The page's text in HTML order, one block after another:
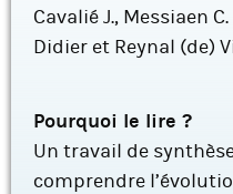
Cavalié J., Messiaen
Didier et Reynal (de)
Pourquoi le lire ?
Un travail de
comprendre